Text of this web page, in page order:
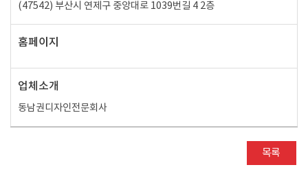
(47542) 부산시 연제구 중앙대로 1039번길 4 2층
홈페이지
업체소개
동남권디자인전문회사
목록